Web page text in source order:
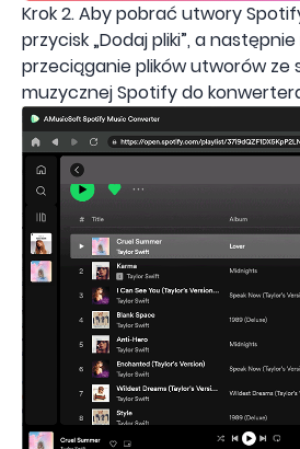
Krok 2. Aby pobrać utwory
przycisk „Dodaj pliki”, a
przeciąganie plików utworów ze
muzycznej Spotify do